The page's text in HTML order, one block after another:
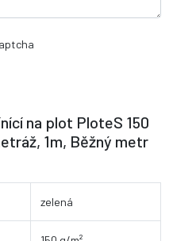
na plot PloteS 150
1m, Běžný metr
zelená